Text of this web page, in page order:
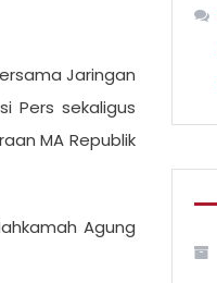
Jaringan
Pers sekaligus
MA Republik
Agung